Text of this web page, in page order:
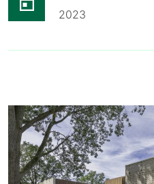
2023